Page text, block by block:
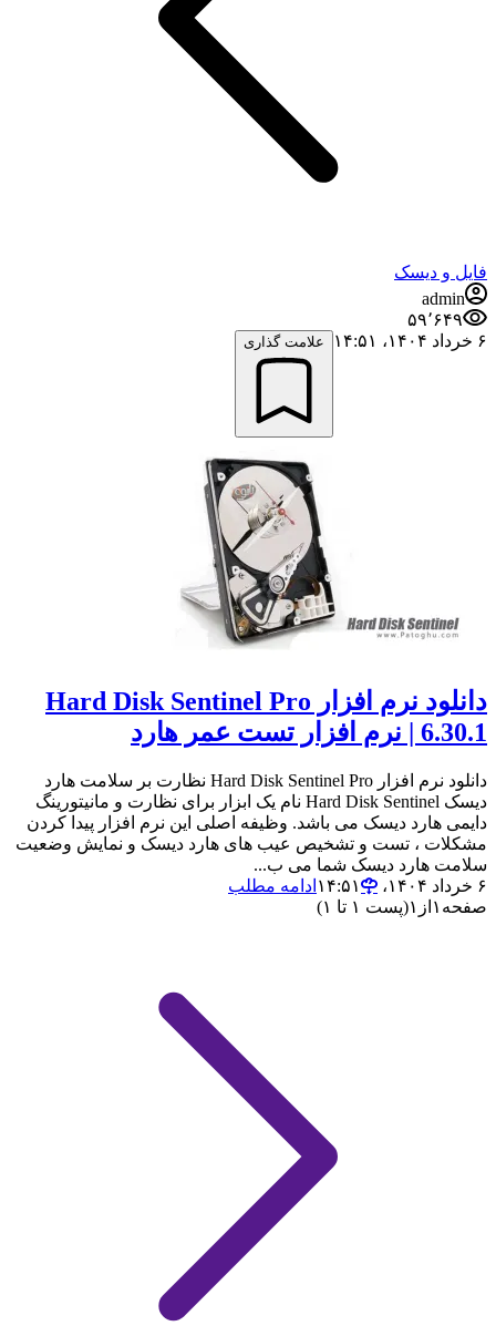
فایل و دیسک
admin
۵۹٬۶۴۹
۶ خرداد ۱۴۰۴،‏ ۱۴:۵۱
علامت گذاری
دانلود نرم افزار Hard Disk Sentinel Pro
6.30.1 | نرم افزار تست عمر هارد
دانلود نرم افزار Hard Disk Sentinel Pro نظارت بر سلامت هارد
دیسک Hard Disk Sentinel نام یک ابزار برای نظارت و مانیتورینگ
دایمی هارد دیسک می باشد. وظیفه اصلی این نرم افزار پیدا کردن
مشکلات ، تست و تشخیص عیب های هارد دیسک و نمایش وضعیت
سلامت هارد دیسک شما می ب...
۶ خرداد ۱۴۰۴،‏ ۱۴:۵۱
ادامه مطلب
صفحه ۱ از ۱(پست ۱ تا ۱)